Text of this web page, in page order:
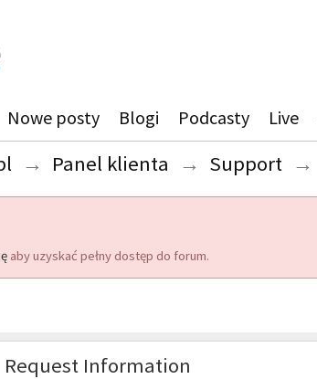
Nowe posty Blogi Podcasty Live
→ Panel klienta → Support →
aby uzyskać pełny dostęp do forum.
Request Information